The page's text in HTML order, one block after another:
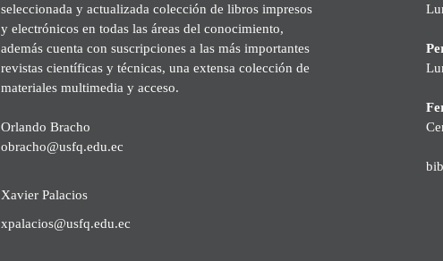
seleccionada y actualizada colección de libros impresos
y electrónicos en todas las áreas del conocimiento,
además cuenta con suscripciones a las más importantes
revistas científicas y técnicas, una extensa colección de
materiales multimedia y acceso.
Orlando Bracho
obracho@usfq.edu.ec
Xavier Palacios
xpalacios@usfq.edu.ec